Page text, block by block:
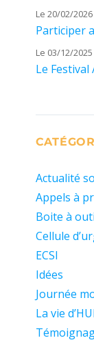
Le 20/02/2026
Participer
Le 03/12/2025
Le Festival
Actualité
Appels à
Boite à
Cellule
ECSI
Idées
Journée
La vie